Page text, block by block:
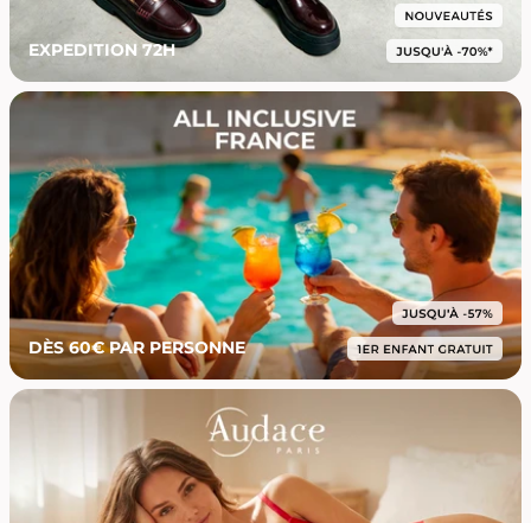
EXPEDITION 72H
DÈS 60€ PAR PERSONNE